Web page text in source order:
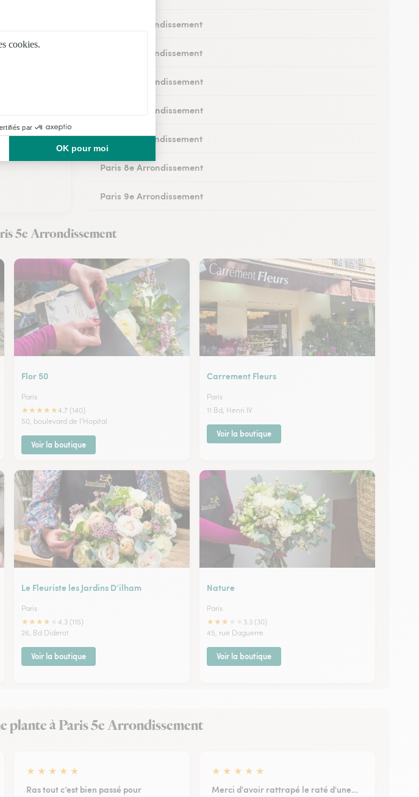
Paris 2e Arrondissement
Paris 3e Arrondissement
Paris 4e Arrondissement
Paris 6e Arrondissement
Paris 7e Arrondissement
Paris 8e Arrondissement
Paris 9e Arrondissement
Paris 12e Arrondissement
Paris 13e Arrondissement
Paris 14e Arrondissement
Paris 17e Arrondissement
Paris 19e Arrondissement
Paris 20e Arrondissement
5e Arrondissement
Flor 50
Paris
★★★★★4.7 (140)
50, boulevard de l'Hopital
Voir la boutique
Carrement Fleurs
Paris
11 Bd, Henri IV
Voir la boutique
Le Fleuriste les Jardins D’ilham
Paris
★★★★
4.3 (115)
26, Bd Diderot
Voir la boutique
Nature
Paris
★★★
3.3 (30)
45, rue Daguerre
Voir la boutique
plante à Paris 5e Arrondissement
★ ★ ★ ★ ★
Ras tout c’est bien passé pour
★ ★ ★ ★ ★
Merci d'avoir rattrapé le raté d'une…